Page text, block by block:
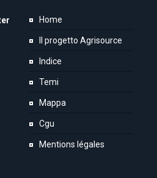
Home
Il progetto Agrisource
Indice
Temi
Mappa
Cgu
Mentions légales